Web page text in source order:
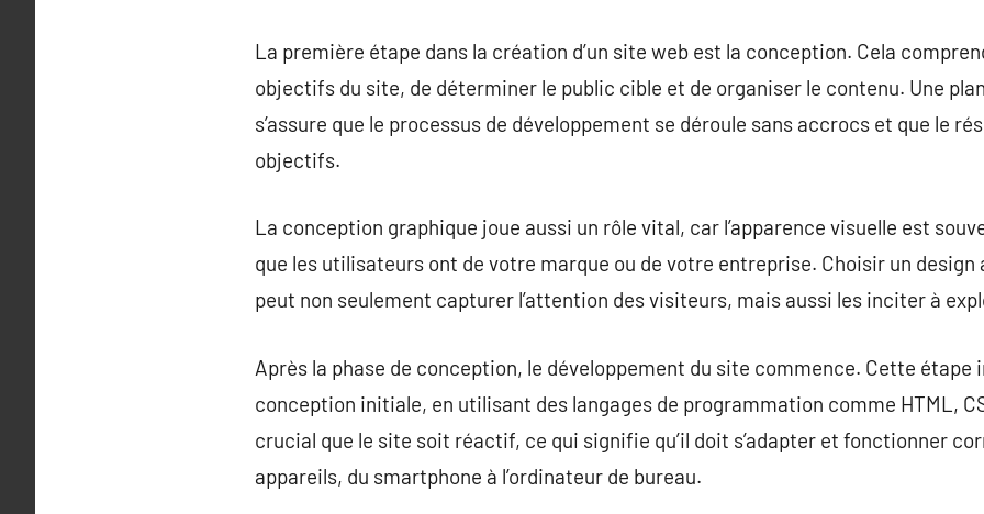
La première étape dans la création d’un site web est la conception. Cela
objectifs du site, de déterminer le public cible et de organiser le contenu. Une
s’assure que le processus de développement se déroule sans accrocs et que le
objectifs.
La conception graphique joue aussi un rôle vital, car l’apparence visuelle est
que les utilisateurs ont de votre marque ou de votre entreprise. Choisir un
peut non seulement capturer l’attention des visiteurs, mais aussi les inciter à
Après la phase de conception, le développement du site commence. Cette étape
conception initiale, en utilisant des langages de programmation comme HTML,
crucial que le site soit réactif, ce qui signifie qu’il doit s’adapter et fonctionner
appareils, du smartphone à l’ordinateur de bureau.